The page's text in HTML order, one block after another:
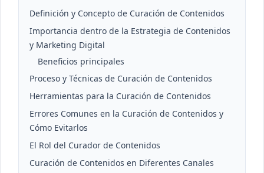
Definición y Concepto de Curación de Contenidos
Importancia dentro de la Estrategia de Contenidos
y Marketing Digital
Beneficios principales
Proceso y Técnicas de Curación de Contenidos
Herramientas para la Curación de Contenidos
Errores Comunes en la Curación de Contenidos y
Cómo Evitarlos
El Rol del Curador de Contenidos
Curación de Contenidos en Diferentes Canales